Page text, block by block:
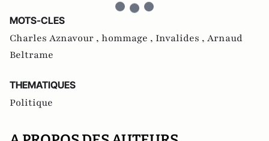
MOTS-CLES
Charles Aznavour , hommage , Invalides , Arnaud
Beltrame
THEMATIQUES
Politique